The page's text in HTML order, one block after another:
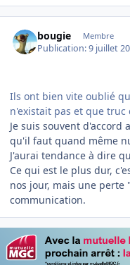
bougie Membre
Publication:9 juillet
Ils ont bien vite oublié
n'existait pas et que
Je suis souvent d'accord
qu'il faut quand même
J'aurai tendance à dire
Ce qui est le plus dur,
nos jour, mais une
communication.